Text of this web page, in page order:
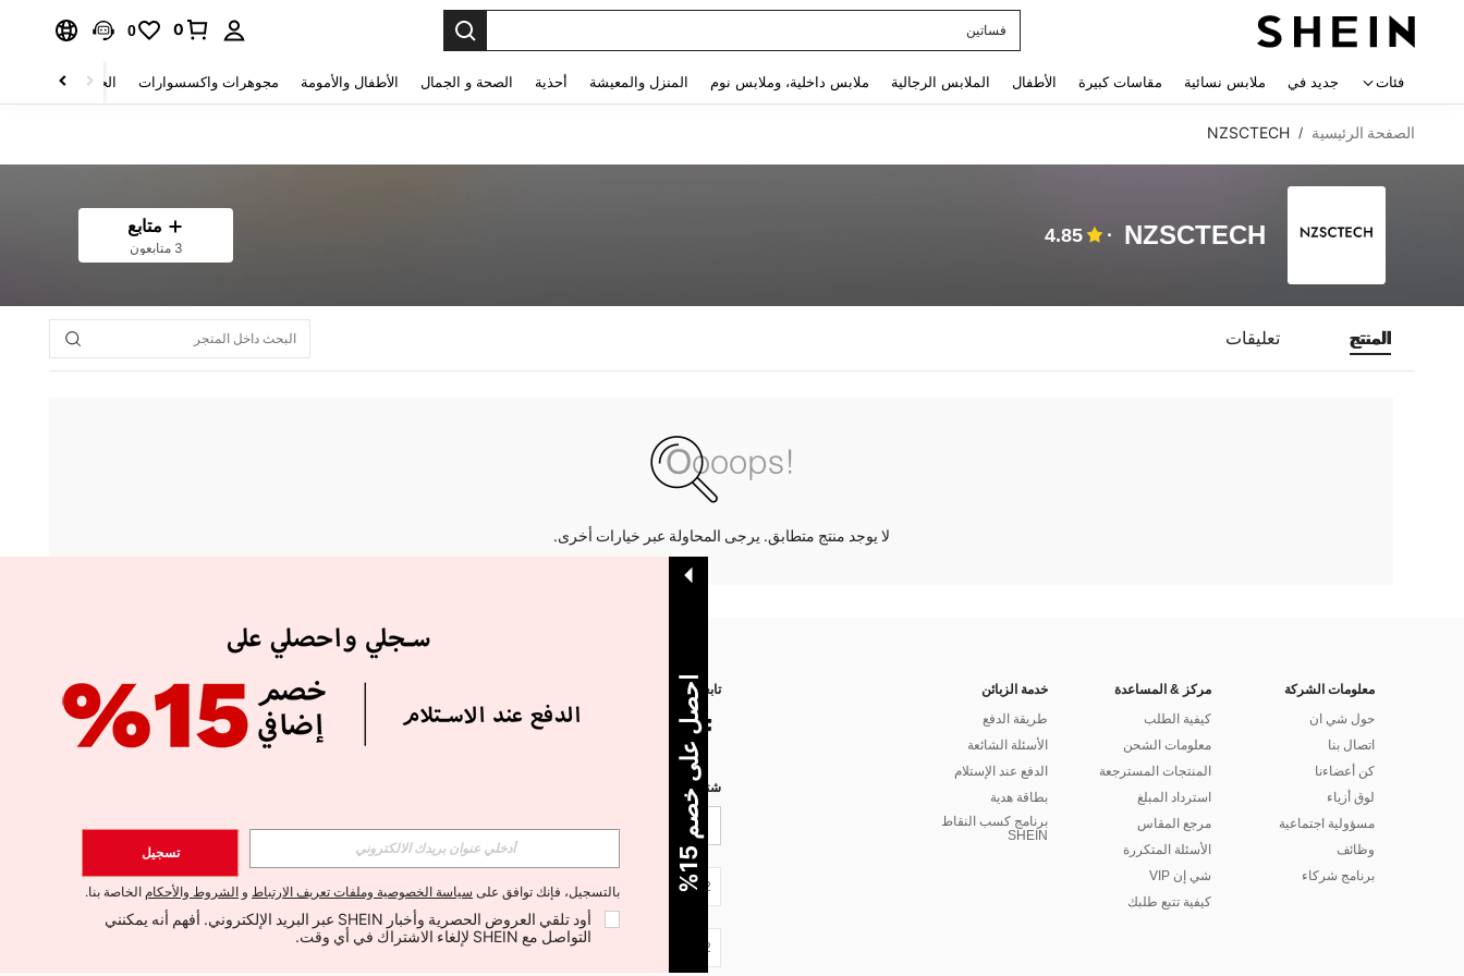
فساتين
0
0
فئات جديد في ملابس نسائية مقاسات كبيرة الأطفال الملابس الرجالية ملابس داخلية، وملابس نوم المنزل والمعيشة أحذية الصحة و الجمال الأطفال والأمومة مجوهرات واكسسوارات الحقائب والأمتعة
الصفحة الرئيسية /
NZSCTECH
NZSCTECH
4.85 متابع
3 متابعون
المنتج تعليقات
لا يوجد منتج متطابق. يرجى المحاولة عبر خيارات أخرى.
معلومات الشركة
حول شي ان
اتصال بنا
كن أعضاءنا
لوق أزياء
مسؤولية اجتماعية
وظائف
برنامج شركاء
مركز & المساعدة
كيفية الطلب
معلومات الشحن
المنتجات المسترجعة
استرداد المبلغ
مرجع المقاس
الأسئلة المتكررة
شي إن VIP
كيفية تتبع طلبك
خدمة الزبائن
طريقة الدفع
الأسئلة الشائعة
الدفع عند الإستلام
بطاقة هدية
برنامج كسب النقاط
SHEIN
تابعنا على
شتركي مع شي إن لتصلك أخبار الموضة
الإشتراك
JO + 962 اشتراك
JO + 962
ا
ح
ص
ل
ع
ل
ى
خ
ص
م
1
5
%
تسجيل
بالتسجيل، فإنك توافق على سياسة الخصوصية وملفات تعريف الارتباط و الشروط والأحكام الخاصة بنا.
أود تلقي العروض الحصرية وأخبار SHEIN عبر البريد الإلكتروني. أفهم أنه يمكنني
التواصل مع SHEIN لإلغاء الاشتراك في أي وقت.